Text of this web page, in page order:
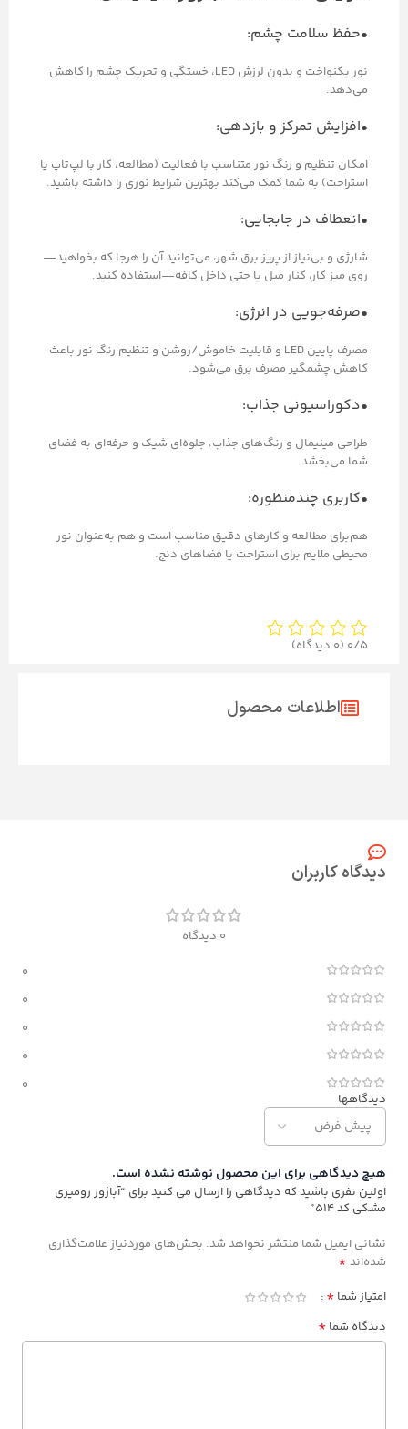
•حفظ سلامت چشم:
نور یکنواخت و بدون لرزش LED، خستگی و تحریک چشم را کاهش
می‌دهد.
•افزایش تمرکز و بازدهی:
امکان تنظیم و رنگ نور متناسب با فعالیت (مطالعه، کار با لپ‌تاپ یا
استراحت) به شما کمک می‌کند بهترین شرایط نوری را داشته باشید.
•انعطاف در جابجایی:
شارژی و بی‌نیاز از پریز برق شهر، می‌توانید آن را هرجا که بخواهید—
روی میز کار، کنار مبل یا حتی داخل کافه—استفاده کنید.
•صرفه‌جویی در انرژی:
مصرف پایین LED و قابلیت خاموش/روشن و تنظیم رنگ نور باعث
کاهش چشمگیر مصرف برق می‌شود.
•دکوراسیونی جذاب:
طراحی مینیمال و رنگ‌های جذاب، جلوه‌ای شیک و حرفه‌ای به فضای
شما می‌بخشد.
•کاربری چندمنظوره:
هم‌برای مطالعه و کارهای دقیق مناسب است و هم به‌عنوان نور
محیطی ملایم برای استراحت یا فضاهای دنج.
0/5 (0 دیدگاه)
اطلاعات محصول
دیدگاه کاربران
0 دیدگاه
0
0
0
0
0
دیدگاهها
هیچ دیدگاهی برای این محصول نوشته نشده است.
اولین نفری باشید که دیدگاهی را ارسال می کنید برای “آباژور رومیزی
مشکی کد ۵۱۴”
نشانی ایمیل شما منتشر نخواهد شد. بخش‌های موردنیاز علامت‌گذاری
شده‌اند *
امتیاز شما *
دیدگاه شما *